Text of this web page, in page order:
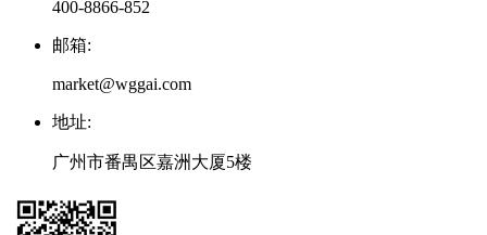
400-8866-852
邮箱:
market@wggai.com
地址:
广州市番禺区嘉洲大厦5楼